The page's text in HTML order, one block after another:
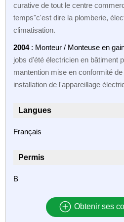
curative de tout le centre
temps"c'est dire la plomberie,
climatisation.
2004: Monteur / Monteuse en
jobs d'été électricien en bâtiment
mantention mise en conformité
installation de l'appareillage
Langues
Français
Permis
B
Obtenir ses